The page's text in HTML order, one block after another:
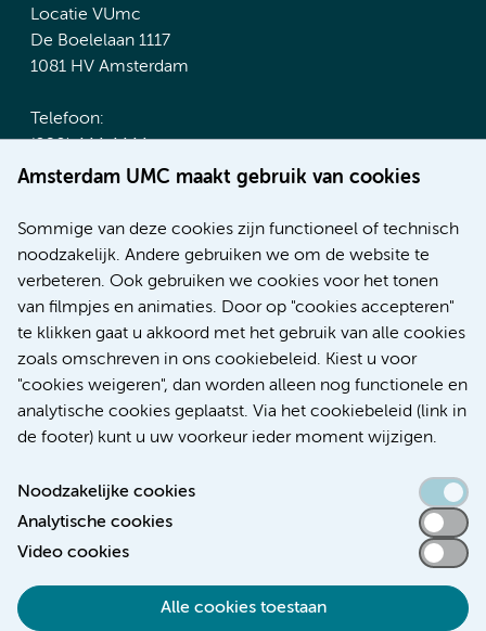
Amsterdam UMC maakt gebruik van cookies
Sommige van deze cookies zijn functioneel of technisch
noodzakelijk. Andere gebruiken we om de website te
verbeteren. Ook gebruiken we cookies voor het tonen
van filmpjes en animaties. Door op "cookies accepteren"
te klikken gaat u akkoord met het gebruik van alle cookies
zoals omschreven in ons cookiebeleid. Kiest u voor
"cookies weigeren", dan worden alleen nog functionele en
analytische cookies geplaatst. Via het cookiebeleid (link in
de footer) kunt u uw voorkeur ieder moment wijzigen.
Noodzakelijke cookies
Analytische cookies
Video cookies
Alle cookies toestaan
Locatie VUmc
De Boelelaan 1117
1081 HV Amsterdam
Telefoon:
(020) 444 4444
Route & Parkeren
Meer Amsterdam UMC websites:
Werken bij Amsterdam UMC
Over Amsterdam UMC
Nieuws
Research
Educatie Locatie VUmc
Toegankelijkheidsverklaring
Algemene privacyverklaring